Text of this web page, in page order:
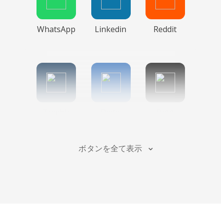
WhatsApp Linkedin Reddit
ボタンを全て表示